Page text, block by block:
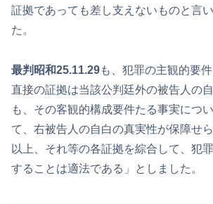
証拠であっても差し支えないものと言
た。
最判昭和25.11.29も、犯罪の主観的要
直接の証拠は当該公判廷外の被告人の
も、その客観的構成要件たる事実につ
て、右被告人の自白の真実性が保障せ
以上、それ等の各証拠を綜合して、犯
することは適法である」としました。